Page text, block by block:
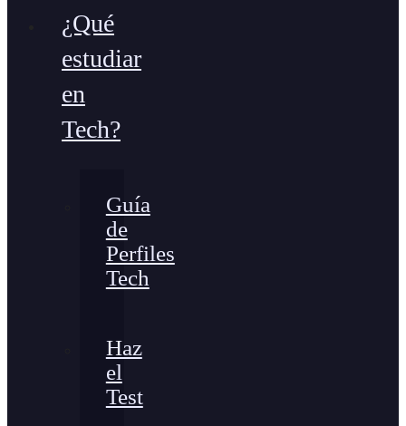
¿Qué
estudiar
en
Tech?
Guía
de
Perfiles
Tech
Haz
el
Test